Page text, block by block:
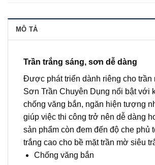
MÔ TẢ
Trần trắng sáng, sơn dễ dàng
Được phát triển dành riêng cho trần
Sơn Trần Chuyên Dụng nổi bật với
chống văng bắn, ngăn hiện tượng
giúp việc thi công trở nên dễ dàng
sản phẩm còn đem đến độ che phủ
trắng cao cho bề mặt trần mờ siêu
Chống văng bắn